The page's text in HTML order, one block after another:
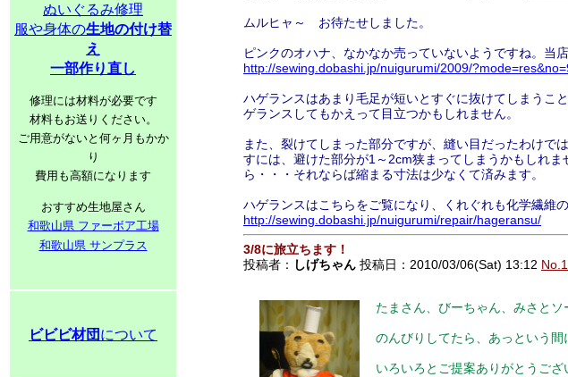
ぬいぐるみ修理
服や身体の生地の付け替
え
一部作り直し
修理には材料が必要です
材料もお送りください。
ご用意がないと何ヶ月もかか
り
費用も高額になります
おすすめ生地屋さん
和歌山県 ファーボア工場
和歌山県 サンプラス
ビビビ材団 について
ムルヒャ～ お待たせしました。
ピンクのオハナ、なかなか売っていないようですね。当
http://sewing.dobashi.jp/nuigurumi/2009/
ハゲランスはあまり毛足が短いとすぐに抜けてしまうこ
ゲランスしてもかえって目立つかもしれません。
また、裂けてしまった部分ですが、縫い目だったわけで
すには、避けた部分が1～2cm狭まってしまうかもしれ
ら・・・それならば縮まる寸法は少なくて済みます。
ハゲランスはこちらをご覧になり、くれぐれも化学繊維
http://sewing.dobashi.jp/nuigurumi/repair/hageransu/
3/8に旅立ちます！
投稿者： しげちゃん 投稿日：2010/03/06(Sat) 13:12
たまさん、びーちゃん、みさとソ
のんびりしてたら、あっという間
いろいろとご提案ありがとうござ